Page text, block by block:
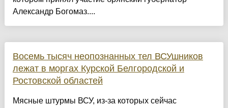
Александр Богомаз....
Восемь тысяч неопознанных тел ВСУшников
лежат в моргах Курской Белгородской и
Ростовской областей
Мясные штурмы ВСУ, из-за которых сейчас